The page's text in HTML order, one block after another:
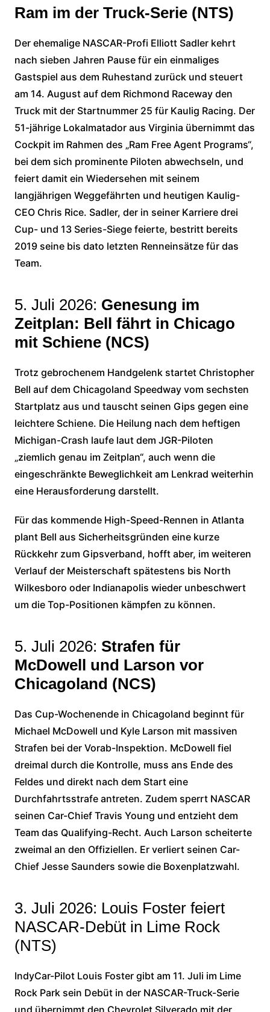
Ram im der Truck-Serie (NTS)
Der ehemalige NASCAR-Profi Elliott Sadler kehrt
nach sieben Jahren Pause für ein einmaliges
Gastspiel aus dem Ruhestand zurück und steuert
am 14. August auf dem Richmond Raceway den
Truck mit der Startnummer 25 für Kaulig Racing. Der
51-jährige Lokalmatador aus Virginia übernimmt das
Cockpit im Rahmen des „Ram Free Agent Programs“,
bei dem sich prominente Piloten abwechseln, und
feiert damit ein Wiedersehen mit seinem
langjährigen Weggefährten und heutigen Kaulig-
CEO Chris Rice. Sadler, der in seiner Karriere drei
Cup- und 13 Series-Siege feierte, bestritt bereits
2019 seine bis dato letzten Renneinsätze für das
Team.
5. Juli 2026: Genesung im
Zeitplan: Bell fährt in Chicago
mit Schiene (NCS)
Trotz gebrochenem Handgelenk startet Christopher
Bell auf dem Chicagoland Speedway vom sechsten
Startplatz aus und tauscht seinen Gips gegen eine
leichtere Schiene. Die Heilung nach dem heftigen
Michigan-Crash laufe laut dem JGR-Piloten
„ziemlich genau im Zeitplan“, auch wenn die
eingeschränkte Beweglichkeit am Lenkrad weiterhin
eine Herausforderung darstellt.
Für das kommende High-Speed-Rennen in Atlanta
plant Bell aus Sicherheitsgründen eine kurze
Rückkehr zum Gipsverband, hofft aber, im weiteren
Verlauf der Meisterschaft spätestens bis North
Wilkesboro oder Indianapolis wieder unbeschwert
um die Top-Positionen kämpfen zu können.
5. Juli 2026: Strafen für
McDowell und Larson vor
Chicagoland (NCS)
Das Cup-Wochenende in Chicagoland beginnt für
Michael McDowell und Kyle Larson mit massiven
Strafen bei der Vorab-Inspektion. McDowell fiel
dreimal durch die Kontrolle, muss ans Ende des
Feldes und direkt nach dem Start eine
Durchfahrtsstrafe antreten. Zudem sperrt NASCAR
seinen Car-Chief Travis Young und entzieht dem
Team das Qualifying-Recht. Auch Larson scheiterte
zweimal an den Offiziellen. Er verliert seinen Car-
Chief Jesse Saunders sowie die Boxenplatzwahl.
3. Juli 2026: Louis Foster feiert
NASCAR-Debüt in Lime Rock
(NTS)
IndyCar-Pilot Louis Foster gibt am 11. Juli im Lime
Rock Park sein Debüt in der NASCAR-Truck-Serie